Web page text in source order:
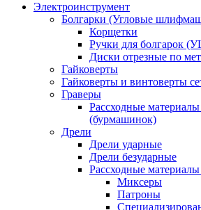
Электроинструмент
Болгарки (Угловые
Корщетки
Ручки для болгарок
Диски отрезные по
Гайковерты
Гайковерты и винтоверты
Граверы
Рассходные материалы
(бурмашинок)
Дрели
Дрели ударные
Дрели безударные
Рассходные
Миксеры
Патроны